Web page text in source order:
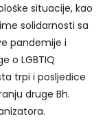
situacije, kao
solidarnosti sa
pandemije i
o LGBTIQ
trpi i posljedice
druge Bh.